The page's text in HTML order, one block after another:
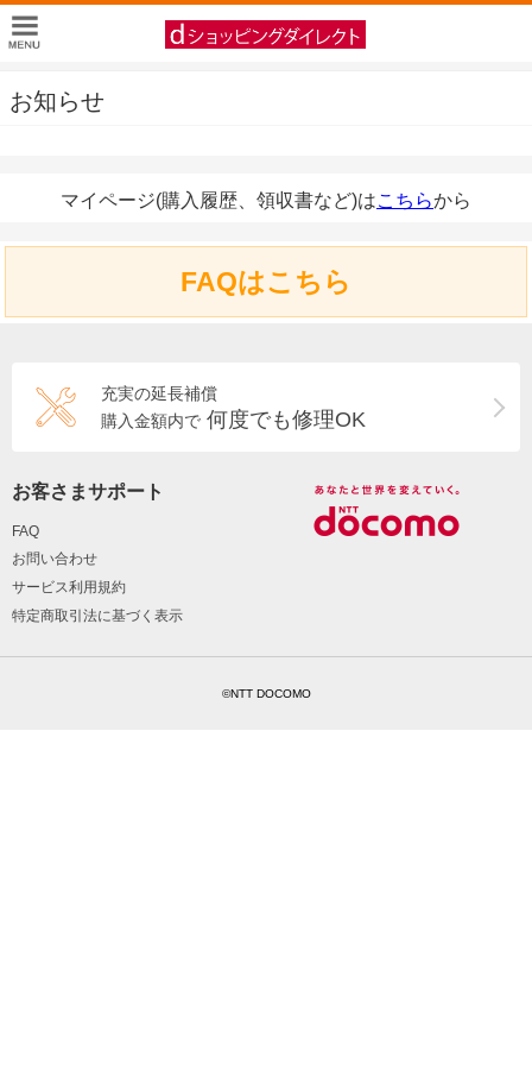
お知らせ
マイページ(購入履歴、領収書など)はこちらから
FAQはこちら
充実の延長補償
購入金額内で 何度でも修理OK
お客さまサポート
FAQ
お問い合わせ
サービス利用規約
特定商取引法に基づく表示
©NTT DOCOMO